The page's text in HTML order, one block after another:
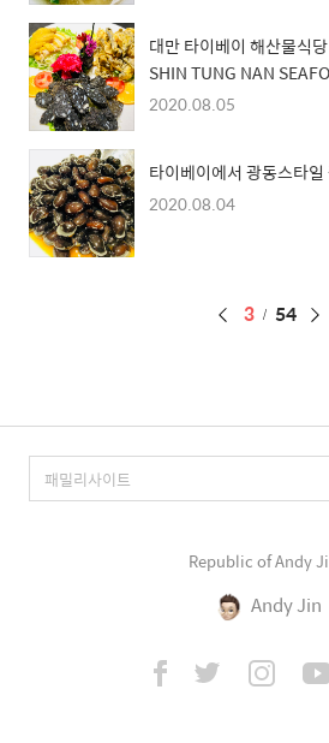
대만 타이베이 해산물식
SHIN TUNG NAN
2020.08.05
타이베이에서 광동스타
2020.08.04
페
3 54
Republic of Andy
Andy Jin